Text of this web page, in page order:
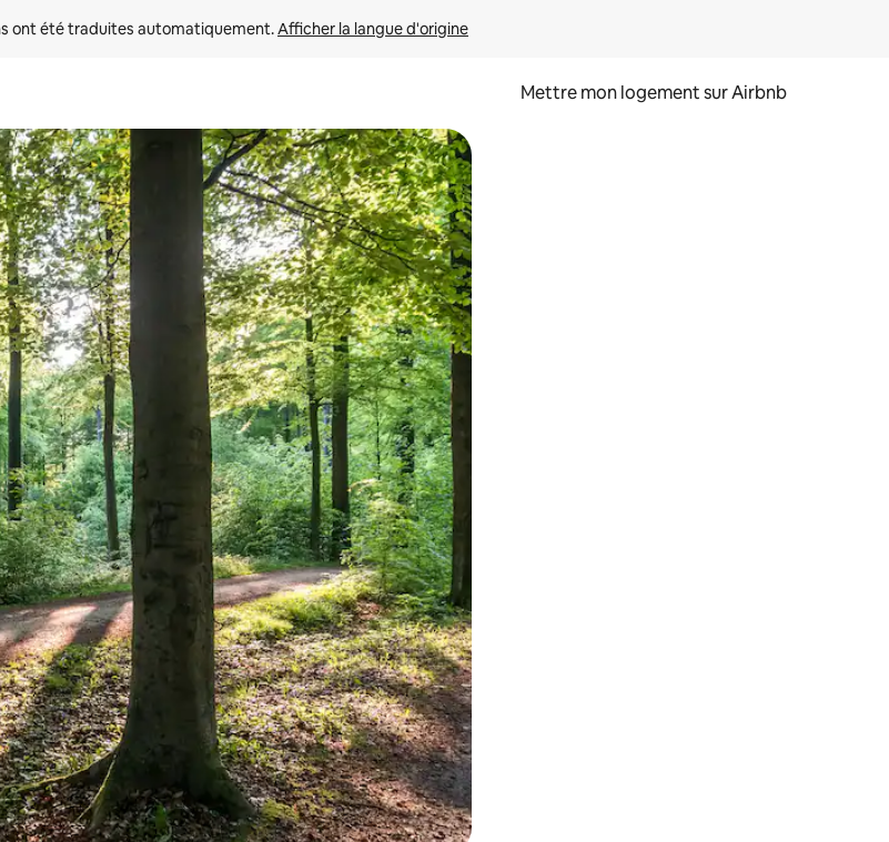
ont été traduites automatiquement. Afficher la langue d'origine
Mettre mon logement sur Airbnb
le bas pour les parcourir ou en appuyant et en faisant glisser.